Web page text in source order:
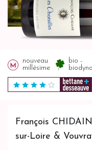
nouveau
millésime
bio -
François
sur-Loire &